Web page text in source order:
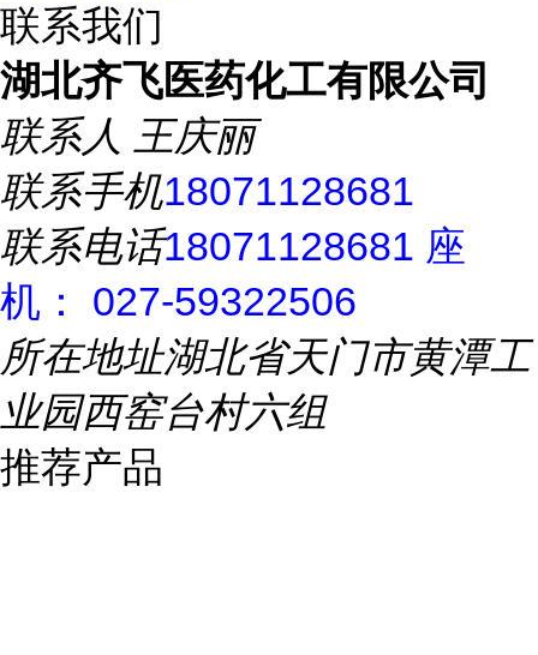
联系我们
湖北齐飞医药化工有限公司
联系人 王庆丽
联系手机18071128681
联系电话18071128681 座
机： 027-59322506
所在地址湖北省天门市黄潭工
业园西窑台村六组
推荐产品